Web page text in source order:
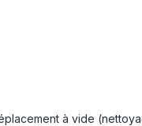
à vide